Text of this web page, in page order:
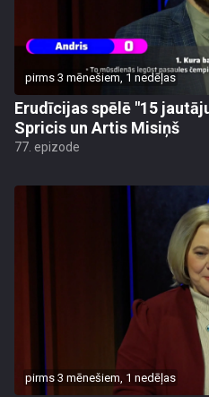
pirms 3 mēnešiem, 1 nedēļas
Erudīcijas spēlē "15
Spricis un Artis Misiņš
77. epizode
pirms 3 mēnešiem, 1 nedēļas